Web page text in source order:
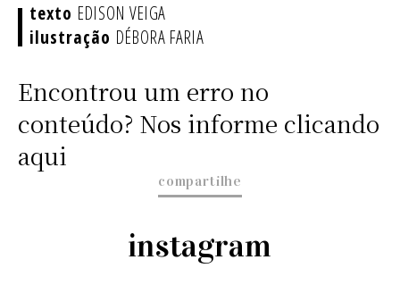
EDISON VEIGA
DÉBORA FARIA
Encontrou um erro no
conteúdo? Nos informe clicando
aqui
compartilhe
instagram